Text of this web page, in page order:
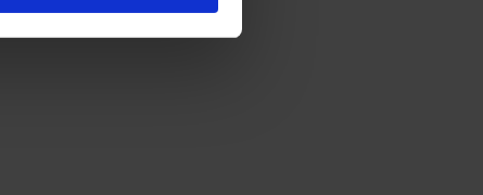
che hai fornito loro o